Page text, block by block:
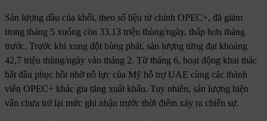
Sản lượng dầu của khối, theo số liệu từ chính OPEC+, đã giảm
trong tháng 5 xuống còn 33,13 triệu thùng/ngày, thấp hơn tháng
trước. Trước khi xung đột bùng phát, sản lượng từng đạt khoảng
42,7 triệu thùng/ngày vào tháng 2. Từ tháng 6, hoạt động khai thác
bắt đầu phục hồi nhờ nỗ lực của Mỹ hỗ trợ UAE cùng các thành
viên OPEC+ khác gia tăng xuất khẩu. Tuy nhiên, sản lượng hiện
vẫn chưa trở lại mức ghi nhận trước thời điểm xảy ra chiến sự.